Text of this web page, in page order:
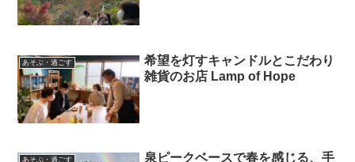
あそぶ・過ごす
希望を灯すキャンドルとこだわり
雑貨のお店 Lamp of Hope
あそぶ・過ごす
泉ピークベースで春を感じる、手